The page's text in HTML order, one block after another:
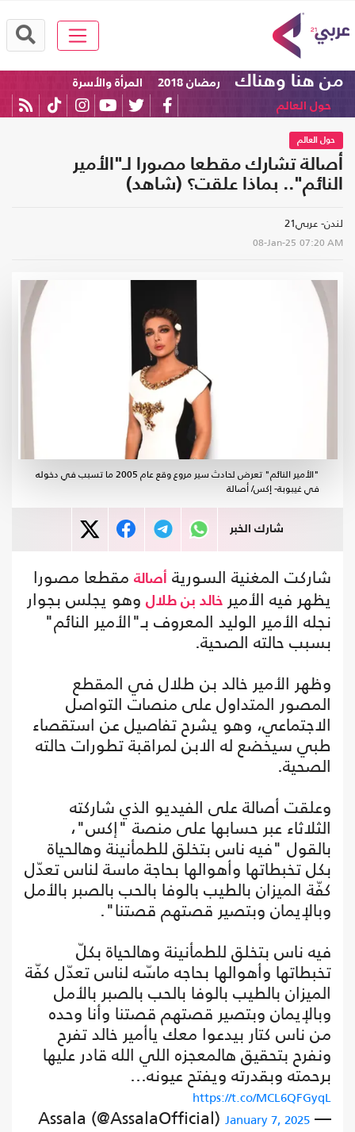
من هنا وهناك رمضان 2018
المرأة والأسرة
حول العالم
حول العالم
أصالة تشارك مقطعا مصورا لـ"الأمير
النائم".. بماذا علقت؟ (شاهد)
لندن- عربي21
08-Jan-25 07:20 AM
"الأمير النائم" تعرض لحادث سير مروع وقع عام 2005 ما تسبب في دخوله
في غيبوبة- إكس/ أصالة
شارك الخبر
شاركت المغنية السورية أصالة مقطعا مصورا
يظهر فيه الأمير خالد بن طلال وهو يجلس بجوار
نجله الأمير الوليد المعروف بـ"الأمير النائم"
بسبب حالته الصحية.
وظهر الأمير خالد بن طلال في المقطع
المصور المتداول على منصات التواصل
الاجتماعي، وهو يشرح تفاصيل عن استقصاء
طبي سيخضع له الابن لمراقبة تطورات حالته
الصحية.
وعلقت أصالة على الفيديو الذي شاركته
الثلاثاء عبر حسابها على منصة "إكس"،
بالقول "فيه ناس بتخلق للطمأنينة وهالحياة
بكل تخبطاتها وأهوالها بحاجة ماسة لناس تعدّل
كفّة الميزان بالطيب بالوفا بالحب بالصبر بالأمل
وبالإيمان وبتصير قصتهم قصتنا".
فيه ناس بتخلق للطمأنينة وهالحياة بكلّ
تخبطاتها وأهوالها بحاجه ماسّه لناس تعدّل كفّة
الميزان بالطيب بالوفا بالحب بالصبر بالأمل
وبالإيمان وبتصير قصتهم قصتنا وأنا وحده
من ناس كتار بيدعوا معك ياأمير خالد تفرح
ونفرح بتحقيق هالمعجزه اللي الله قادر عليها
برحمته وبقدرته ويفتح عيونه…
https://t.co/MCL6QFGyqL
— Assala (@AssalaOfficial)
January 7, 2025